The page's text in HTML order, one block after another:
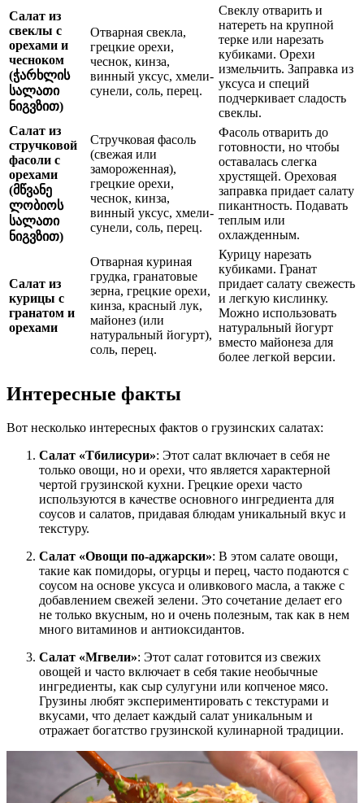
Салат из
свеклы с
орехами и
чесноком
(ჭარხლის
სალათი
ნიგვზით)
Отварная свекла,
грецкие орехи,
чеснок, кинза,
винный уксус, хмели-
сунели, соль, перец.
Свеклу отварить и
натереть на крупной
терке или нарезать
кубиками. Орехи
измельчить. Заправка из
уксуса и специй
подчеркивает сладость
свеклы.
Салат из
стручковой
фасоли с
орехами
(მწვანე
ლობიოს
სალათი
ნიგვზით)
Стручковая фасоль
(свежая или
замороженная),
грецкие орехи,
чеснок, кинза,
винный уксус, хмели-
сунели, соль, перец.
Фасоль отварить до
готовности, но чтобы
оставалась слегка
хрустящей. Ореховая
заправка придает салату
пикантность. Подавать
теплым или
охлажденным.
Салат из
курицы с
гранатом и
орехами
Отварная куриная
грудка, гранатовые
зерна, грецкие орехи,
кинза, красный лук,
майонез (или
натуральный йогурт),
соль, перец.
Курицу нарезать
кубиками. Гранат
придает салату свежесть
и легкую кислинку.
Можно использовать
натуральный йогурт
вместо майонеза для
более легкой версии.
Интересные факты
Вот несколько интересных фактов о грузинских салатах:
Салат «Тбилисури»: Этот салат включает в себя не
только овощи, но и орехи, что является характерной
чертой грузинской кухни. Грецкие орехи часто
используются в качестве основного ингредиента для
соусов и салатов, придавая блюдам уникальный вкус и
текстуру.
Салат «Овощи по-аджарски»: В этом салате овощи,
такие как помидоры, огурцы и перец, часто подаются с
соусом на основе уксуса и оливкового масла, а также с
добавлением свежей зелени. Это сочетание делает его
не только вкусным, но и очень полезным, так как в нем
много витаминов и антиоксидантов.
Салат «Мгвели»: Этот салат готовится из свежих
овощей и часто включает в себя такие необычные
ингредиенты, как сыр сулугуни или копченое мясо.
Грузины любят экспериментировать с текстурами и
вкусами, что делает каждый салат уникальным и
отражает богатство грузинской кулинарной традиции.